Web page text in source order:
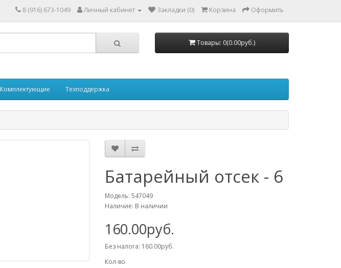
8 (916) 673-1049 Личный кабинет Закладки (0) Корзина Оформить
Товары: 0(0.00руб.)
Комплектующие Техподдержка
Батарейный отсек - 6
Модель: 547049
Наличие: В наличии
160.00руб.
Без налога: 160.00руб.
Кол-во